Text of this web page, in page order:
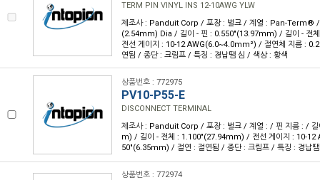
TERM PIN VINYL INS 12-10AWG YLW
제조사 : Panduit Corp / 포장 : 벌크 / 계열 : Pan-Term® /
(2.54mm) Dia / 길이 - 핀 : 0.550"(13.97mm) / 길이 - 전
전선 게이지 : 10-12 AWG(6.0~4.0mm²) / 절연체 지름 :
연됨 / 종단 : 크림프 / 특징 : 경납땜 심 / 색상 : 황색
상품번호 : 772975
PV10-P55-E
DISCONNECT TERMINAL
제조사 : Panduit Corp / 포장 : 벌크 / 계열 : / 핀 지름 : /
m) / 길이 - 전체 : 1.100"(27.94mm) / 전선 게이지 : 10-12
50"(6.35mm) / 절연 : 절연됨 / 종단 : 크림프 / 특징 : 경납
상품번호 : 772974